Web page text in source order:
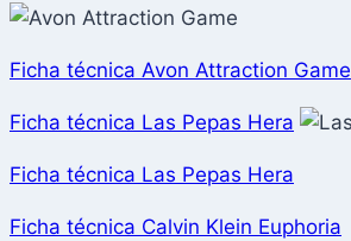
Ficha técnica Avon Attraction Game
Ficha técnica Las Pepas Hera
Ficha técnica Las Pepas Hera
Ficha técnica Calvin Klein Euphoria